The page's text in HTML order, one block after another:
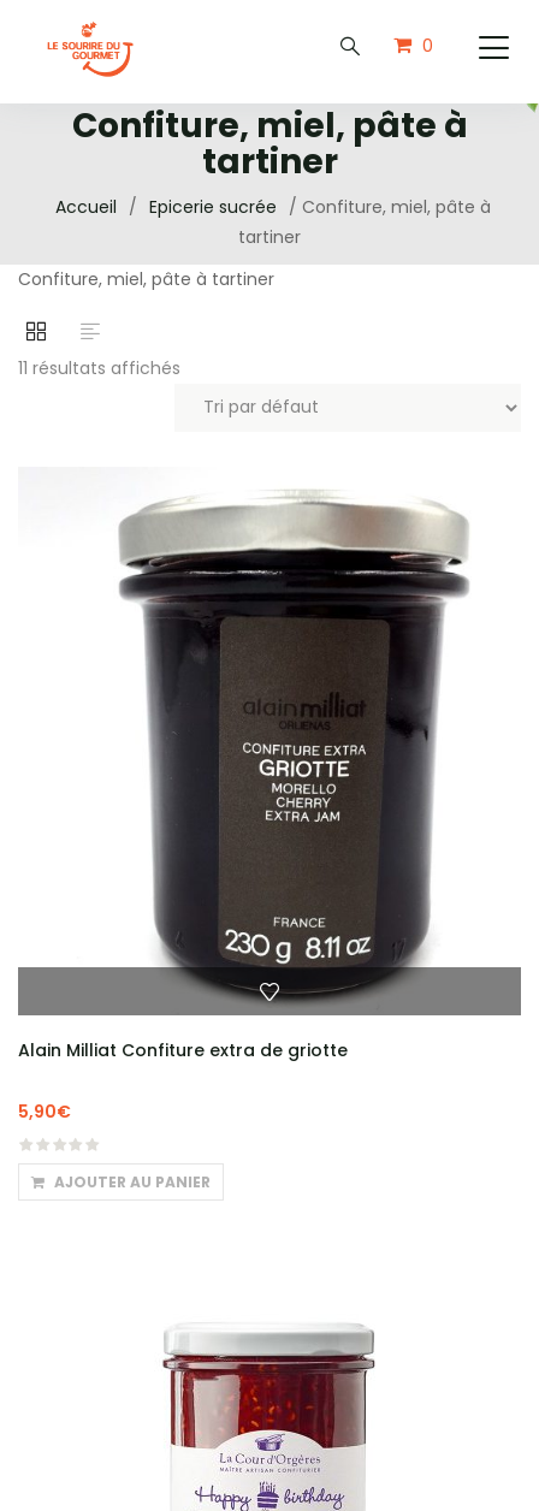
0
Confiture, miel, pâte à
tartiner
Accueil / Epicerie sucrée / Confiture, miel, pâte à
tartiner
Confiture, miel, pâte à tartiner
11 résultats affichés
Alain Milliat Confiture extra de griotte
5,90€
AJOUTER AU PANIER